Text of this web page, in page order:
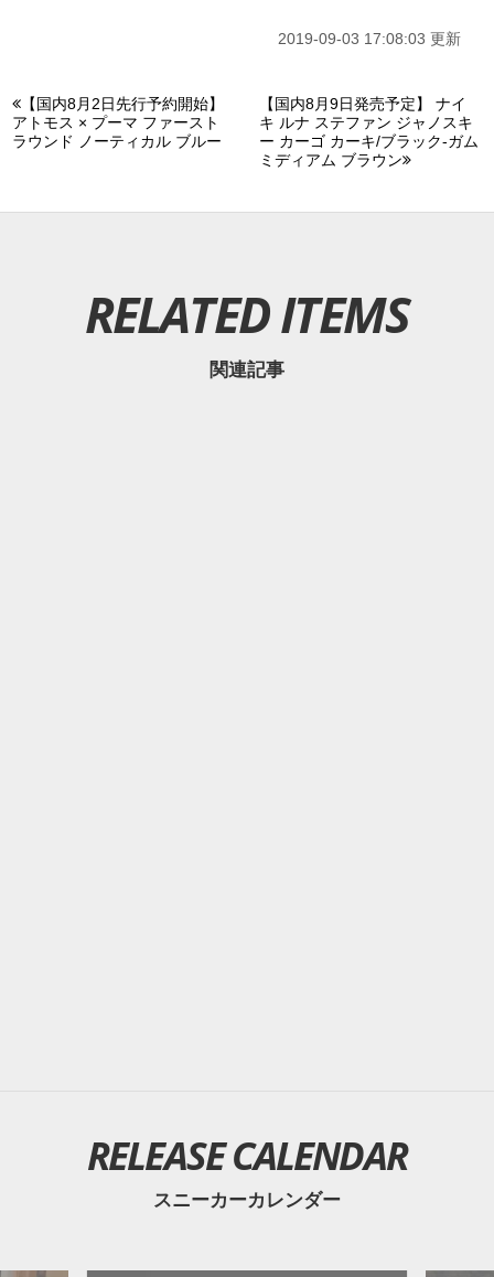
2019-09-03 17:08:03 更新
【国内8月2日先行予約開始】
アトモス × プーマ ファースト
ラウンド ノーティカル ブルー
【国内8月9日発売予定】 ナイ
キ ルナ ステファン ジャノスキ
ー カーゴ カーキ/ブラック-ガム
ミディアム ブラウン
RELATED ITEMS
関連記事
RELEASE CALENDAR
スニーカーカレンダー